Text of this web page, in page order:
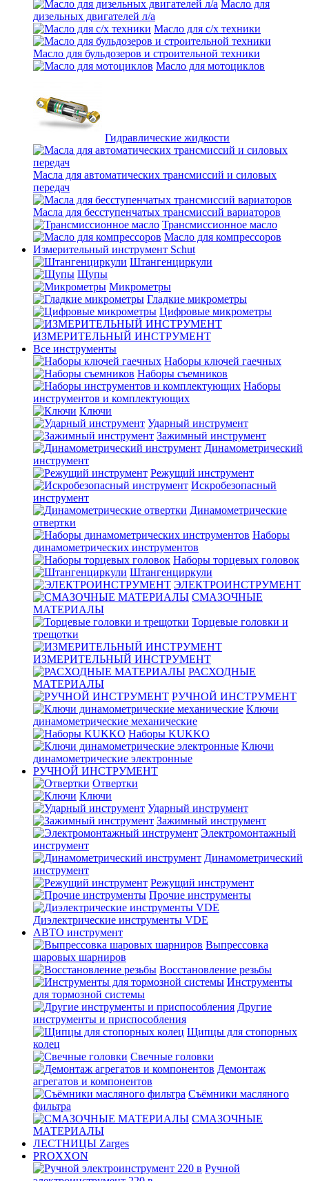
Масло для
дизельных двигателей л/а
Масло для с/х техники
Масло для бульдозеров и строительной техники
Масло для мотоциклов
Гидравлические жидкости
Масла для автоматических трансмиссий и силовых
передач
Масла для бесступенчатых трансмиссий вариаторов
Трансмиссионное масло
Масло для компрессоров
Измерительный инструмент Schut
Штангенциркули
Щупы
Микрометры
Гладкие микрометры
Цифровые микрометры
ИЗМЕРИТЕЛЬНЫЙ ИНСТРУМЕНТ
Все инструменты
Наборы ключей гаечных
Наборы съемников
Наборы
инструментов и комплектующих
Ключи
Ударный инструмент
Зажимный инструмент
Динамометрический
инструмент
Режущий инструмент
Искробезопасный
инструмент
Динамометрические
отвертки
Наборы
динамометрических инструментов
Наборы торцевых головок
Штангенциркули
ЭЛЕКТРОИНСТРУМЕНТ
СМАЗОЧНЫЕ
МАТЕРИАЛЫ
Торцевые головки и
трещотки
ИЗМЕРИТЕЛЬНЫЙ ИНСТРУМЕНТ
РАСХОДНЫЕ
МАТЕРИАЛЫ
РУЧНОЙ ИНСТРУМЕНТ
Ключи
динамометрические механические
Наборы KUKKO
Ключи
динамометрические электронные
РУЧНОЙ ИНСТРУМЕНТ
Отвертки
Ключи
Ударный инструмент
Зажимный инструмент
Электромонтажный
инструмент
Динамометрический
инструмент
Режущий инструмент
Прочие инструменты
Диэлектрические инструменты VDE
АВТО инструмент
Выпрессовка
шаровых шарниров
Восстановление резьбы
Инструменты
для тормозной системы
Другие
инструменты и приспособления
Щипцы для стопорных
колец
Свечные головки
Демонтаж
агрегатов и компонентов
Съёмники масляного
фильтра
СМАЗОЧНЫЕ
МАТЕРИАЛЫ
ЛЕСТНИЦЫ Zarges
PROXXON
Ручной